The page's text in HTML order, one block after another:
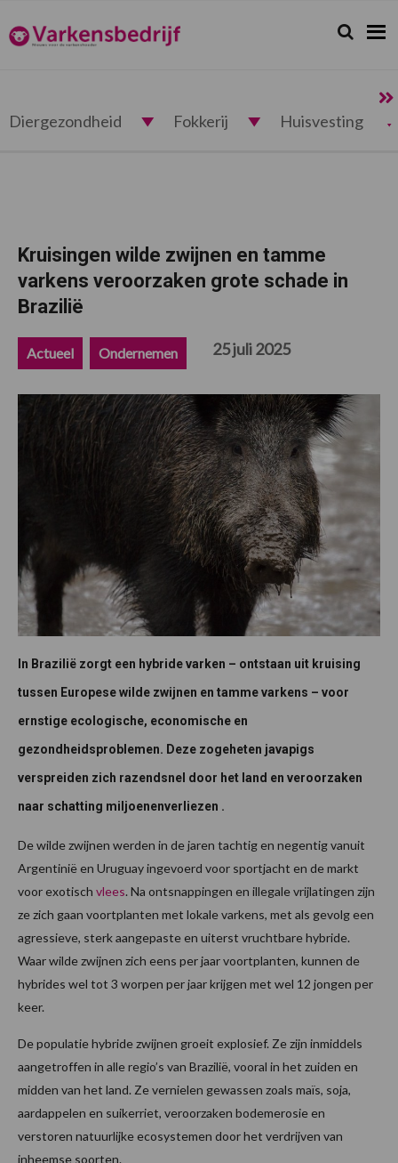
de
hoofdnavigatie
de
hoofd
de
eerste
de
voettekst
Varkensbedrijf.nl Zoeken...
Zoek
Diergezondheid Fokkerij Huisvesting
Kruisingen wilde zwijnen en tamme
varkens veroorzaken grote schade in
Brazilië
Actueel Ondernemen 25 juli 2025
In Brazilië zorgt een hybride varken – ontstaan uit kruising
tussen Europese wilde zwijnen en tamme varkens – voor
ernstige ecologische, economische en
gezondheidsproblemen. Deze zogeheten javapigs
verspreiden zich razendsnel door het land en veroorzaken
naar schatting miljoenenverliezen .
De wilde zwijnen werden in de jaren tachtig en negentig vanuit
Argentinië en Uruguay ingevoerd voor sportjacht en de markt
voor exotisch vlees. Na ontsnappingen en illegale vrijlatingen zijn
ze zich gaan voortplanten met lokale varkens, met als gevolg een
agressieve, sterk aangepaste en uiterst vruchtbare hybride.
Waar wilde zwijnen zich eens per jaar voortplanten, kunnen de
hybrides wel tot 3 worpen per jaar krijgen met wel 12 jongen per
keer.
De populatie hybride zwijnen groeit explosief. Ze zijn inmiddels
aangetroffen in alle regio’s van Brazilië, vooral in het zuiden en
midden van het land. Ze vernielen gewassen zoals maïs, soja,
aardappelen en suikerriet, veroorzaken bodemerosie en
verstoren natuurlijke ecosystemen door het verdrijven van
inheemse soorten.